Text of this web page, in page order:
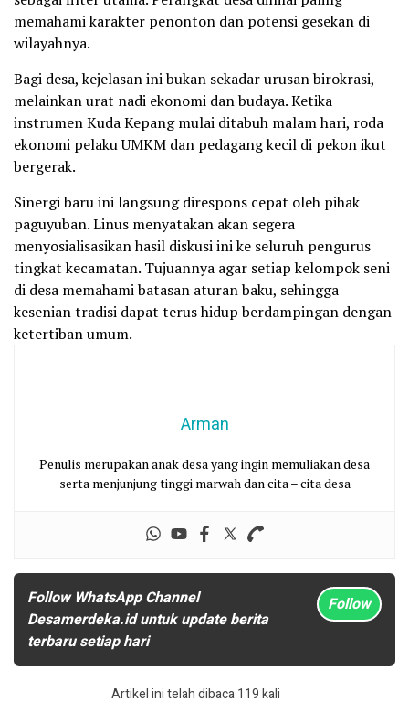
memahami karakter penonton dan potensi gesekan di
wilayahnya.
Bagi desa, kejelasan ini bukan sekadar urusan birokrasi,
melainkan urat nadi ekonomi dan budaya. Ketika
instrumen Kuda Kepang mulai ditabuh malam hari, roda
ekonomi pelaku UMKM dan pedagang kecil di pekon ikut
bergerak.
Sinergi baru ini langsung direspons cepat oleh pihak
paguyuban. Linus menyatakan akan segera
menyosialisasikan hasil diskusi ini ke seluruh pengurus
tingkat kecamatan. Tujuannya agar setiap kelompok seni
di desa memahami batasan aturan baku, sehingga
kesenian tradisi dapat terus hidup berdampingan dengan
ketertiban umum.
Arman
Penulis merupakan anak desa yang ingin memuliakan desa
serta menjunjung tinggi marwah dan cita – cita desa
Follow WhatsApp Channel
Desamerdeka.id untuk update berita
terbaru setiap hari
Follow
Artikel ini telah dibaca 119 kali